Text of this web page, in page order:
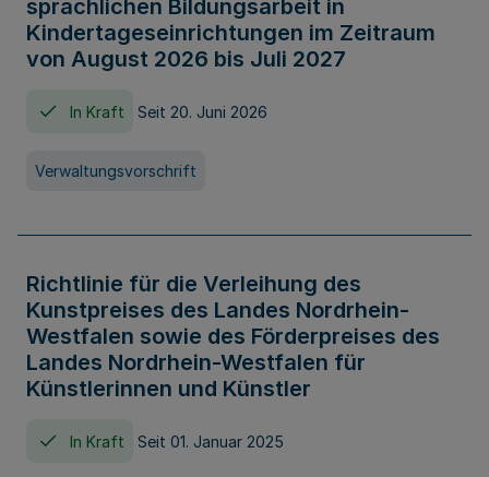
sprachlichen Bildungsarbeit in
Kindertageseinrichtungen im Zeitraum
von August 2026 bis Juli 2027
In Kraft Seit 20. Juni 2026
Verwaltungsvorschrift
Richtlinie für die Verleihung des
Kunstpreises des Landes Nordrhein-
Westfalen sowie des Förderpreises des
Landes Nordrhein-Westfalen für
Künstlerinnen und Künstler
In Kraft Seit 01. Januar 2025